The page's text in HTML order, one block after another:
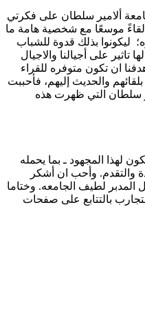
ألامير سلطان على فكرتي
لقاءً موسعًا مع شخصية هامة ما
ليكونوا بذلك قدوة للشباب
على أجيالنا والاجيال
ان تكون متوفره للقراء
والحديث إليهم، فأحببت
سلطان التي ظهرت هذه
لهذا المجهود ـ بما يحمله
والتقدم. وأحب ان أشكر
المدبر لطيف الجامعه. وختاما
بالتتابع على صفحات